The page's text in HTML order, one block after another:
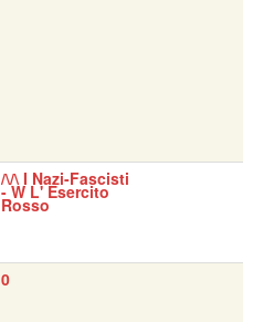
/\/\ I Nazi-Fascisti
- W L' Esercito
Rosso
0